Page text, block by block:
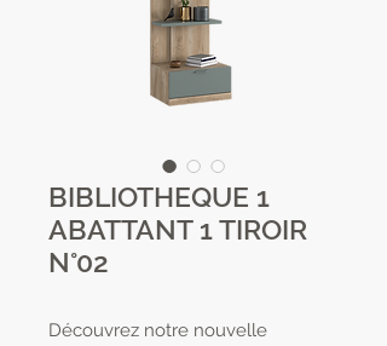
BIBLIOTHEQUE 1
ABATTANT 1 TIROIR
N°02
Découvrez notre nouvelle